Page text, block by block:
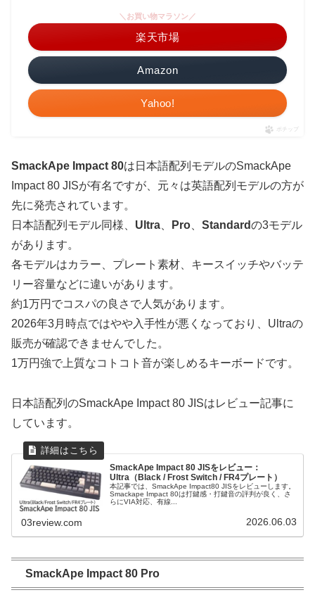
Amazon
＼お買い物マラソン／
楽天市場
Yahoo!
ポチップ
SmackApe Impact 80は日本語配列モデルのSmackApe
Impact 80 JISが有名ですが、元々は英語配列モデルの方が
先に発売されています。
日本語配列モデル同様、 Ultra Pro Standardの3モデル
があります。
各モデルはカラー、プレート素材、キースイッチやバッテ
リー容量などに違いがあります。
約1万円でコスパの良さで人気があります。
2026年3月時点ではやや入手性が悪くなっており、Ultraの
販売が確認できませんでした。
1万円強で上質なコトコト音が楽しめるキーボードです。
日本語配列のSmackApe Impact 80 JISはレビュー記事に
しています。
SmackApe Impact 80 JISをレビュー：
Ultra（Black / Frost Switch / FR4プレート）
本記事では、SmackApe Impact80 JISをレビューします。
Smackape Impact 80は打鍵感・打鍵音の評判が良く、さ
らにVIA対応、有線...
03review.com 2026.06.03
SmackApe Impact 80 Pro